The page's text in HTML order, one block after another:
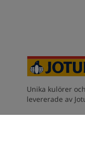
Unika kulörer
levererade av